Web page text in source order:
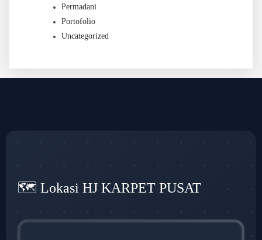
Permadani
Portofolio
Uncategorized
🗺️ Lokasi HJ KARPET PUSAT